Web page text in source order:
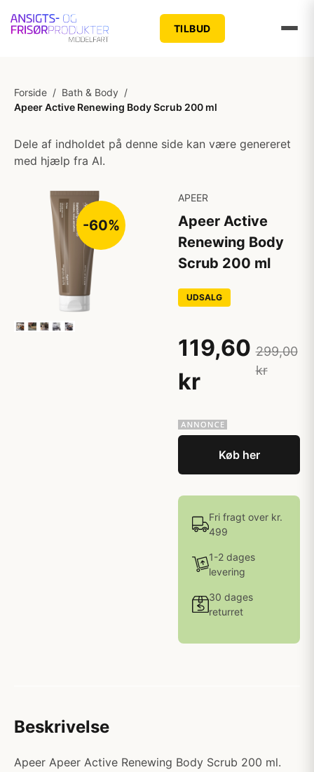
TILBUD
Forside / Bath & Body /
Apeer Active Renewing Body Scrub 200 ml
Dele af indholdet på denne side kan være genereret
med hjælp fra AI.
-60%
APEER
Apeer Active
Renewing Body
Scrub 200 ml
UDSALG
119,60
kr
299,00
kr
Køb her
Fri fragt over kr.
499
1-2 dages
levering
30 dages
returret
Beskrivelse
Apeer Apeer Active Renewing Body Scrub 200 ml.